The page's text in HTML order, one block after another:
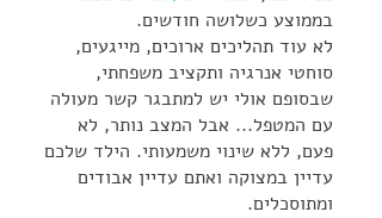
בממוצע כשלושה חודשים.
לא עוד תהליכים ארוכים, מייגעים,
סוחטי אנרגיה ותקציב משפחתי,
שבסופם אולי יש למתבגר קשר מעולה
עם המטפל... אבל המצב נותר, לא
פעם, ללא שינוי משמעותי. הילד שלכם
עדיין במצוקה ואתם עדיין אבודים
ומתוסכלים.